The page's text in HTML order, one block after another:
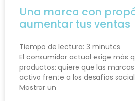
Una marca con
aumentar tus ventas
Tiempo de lectura: 3 minutos
El consumidor actual exige más
productos: quiere que las
activo frente a los desafíos
Mostrar un